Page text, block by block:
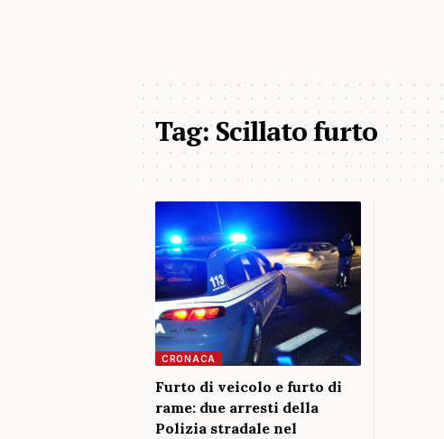
Tag:Scillato furto
CRONACA
Furto di veicolo e furto di
rame: due arresti della
Polizia stradale nel